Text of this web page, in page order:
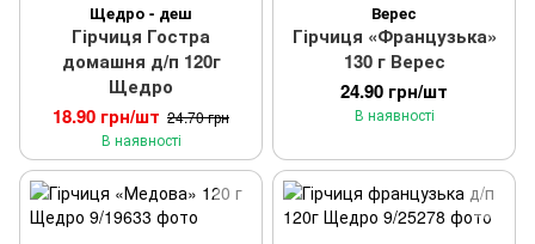
Щедро - деш
Гірчиця Гостра
домашня д/п 120г
Щедро
18.90 грн/шт 24.70 грн
В наявності
Верес
Гірчиця «Французька»
130 г Верес
24.90 грн/шт
В наявності